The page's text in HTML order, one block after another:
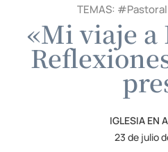
TEMAS: #
«Mi viaje a
IGLESIA EN
23 de julio